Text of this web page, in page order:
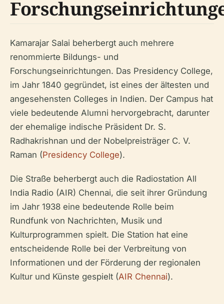
Kamarajar Salai beherbergt auch mehrere
renommierte Bildungs- und
Forschungseinrichtungen. Das Presidency College,
im Jahr 1840 gegründet, ist eines der ältesten und
angesehensten Colleges in Indien. Der Campus hat
viele bedeutende Alumni hervorgebracht, darunter
der ehemalige indische Präsident Dr. S.
Radhakrishnan und der Nobelpreisträger C. V.
Raman (Presidency College).
Die Straße beherbergt auch die Radiostation All
India Radio (AIR) Chennai, die seit ihrer Gründung
im Jahr 1938 eine bedeutende Rolle beim
Rundfunk von Nachrichten, Musik und
Kulturprogrammen spielt. Die Station hat eine
entscheidende Rolle bei der Verbreitung von
Informationen und der Förderung der regionalen
Kultur und Künste gespielt (AIR Chennai).